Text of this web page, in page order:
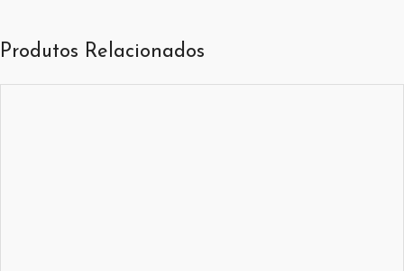
Produtos Relacionados